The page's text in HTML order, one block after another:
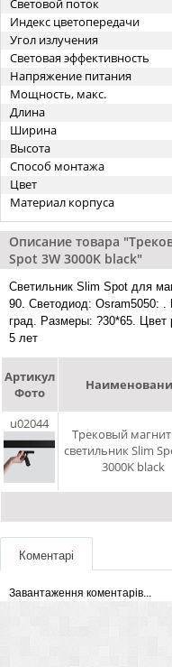
Световой поток
Индекс цветопередачи
Угол излучения
Световая эффективность
Напряжение питания
Мощность, макс.
Длина
Ширина
Высота
Способ монтажа
Цвет
Материал корпуса
Описание товара
Spot 3W 3000K black"
Светильник Slim Spot для
90. Светодиод: Osram5050: .
град. Размеры: ?30*65. Цвет
5 лет
Артикул
Фото
u02044
Трековый
светильник Slim
3000K black
Коментарі
Завантаження коментарів...